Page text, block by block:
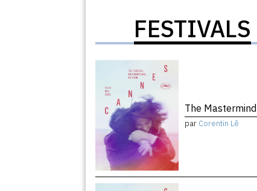
FESTIVALS
The Mastermind
par Corentin Lê